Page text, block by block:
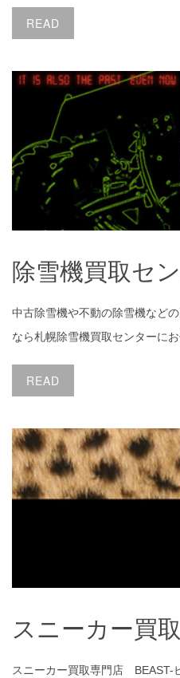
READ
除雪機買
除雪機買取セ
中古除雪機や不動の除雪機など
なら札幌除雪機買取センターにお
READ
スニーカー
スニーカー買
スニーカー買取専門店 BEAST-